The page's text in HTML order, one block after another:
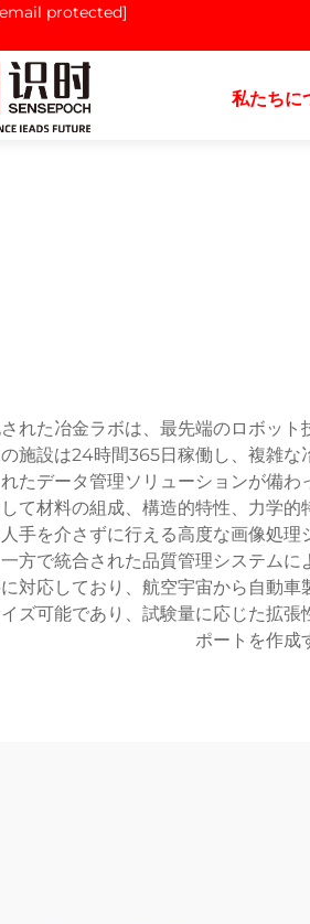
protected]
私たちに
れた冶金ラボは、最先端のロボッ
施設は24時間365日稼働し、複雑な
たデータ管理ソリューションが備
て材料の組成、構造的特性、力学
手を介さずに行える高度な画像処
方で統合された品質管理システム
対応しており、航空宇宙から自動
ズ可能であり、試験量に応じた拡
ポートを作成